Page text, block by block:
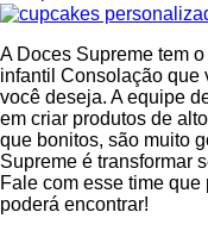
A Doces Supreme tem
infantil Consolação que
você deseja. A equipe
em criar produtos de
que bonitos, são muito
Supreme é transformar
Fale com esse time
poderá encontrar!